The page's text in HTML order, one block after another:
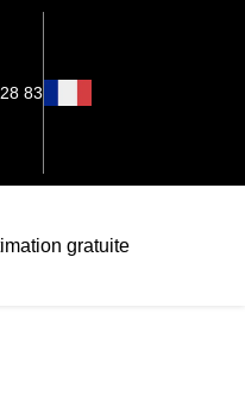
83
gratuite